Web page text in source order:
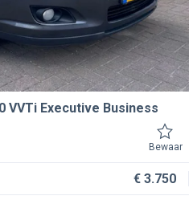
VVTi Executive Business
Bewaar
€ 3.750